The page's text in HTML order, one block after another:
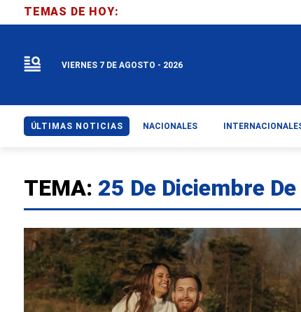
TEMA: 25 De Diciembre
TEMAS DE HOY:
VIERNES 7 DE AGOSTO - 2026
ÚLTIMAS NOTICIAS NACIONALES